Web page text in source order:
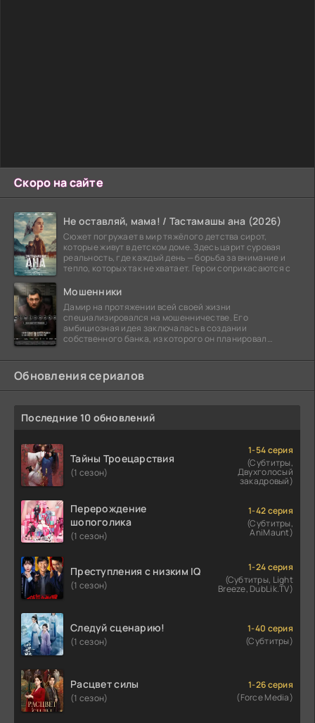
Скоро на сайте
Не оставляй, мама! / Тастамашы ана (2026)
Сюжет погружает в мир тяжёлого детства сирот,
которые живут в детском доме. Здесь царит суровая
реальность, где каждый день — борьба за внимание и
тепло, которых так не хватает. Герои соприкасаются с
Мошенники
Дамир на протяжении всей своей жизни
специализировался на мошенничестве. Его
амбициозная идея заключалась в создании
собственного банка, из которого он планировал
Обновления сериалов
Последние 10 обновлений
Тайны Троецарствия
(1 сезон)
1-54 серия
(Субтитры,
Двухголосый
закадровый)
Перерождение
шопоголика
(1 сезон)
1-42 серия
(Субтитры,
AniMaunt)
Преступления с низким IQ
(1 сезон)
1-24 серия
(Субтитры, Light
Breeze, DubLik.TV)
Следуй сценарию!
(1 сезон)
1-40 серия
(Субтитры)
Расцвет силы
(1 сезон)
1-26 серия
(Force Media)